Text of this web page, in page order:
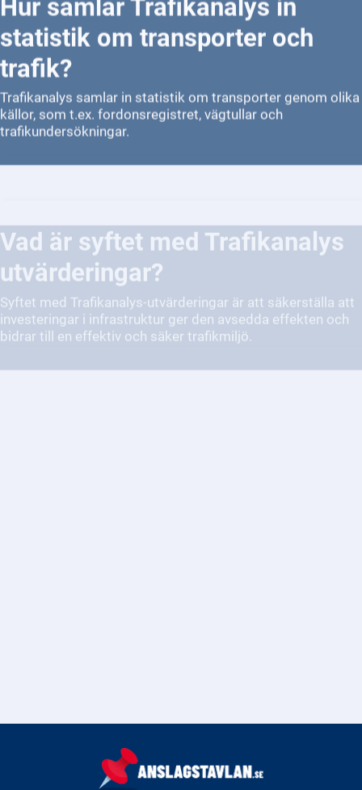
statistik om transporter och
trafik?
Trafikanalys samlar in statistik om transporter genom olika
källor, som t.ex. fordonsregistret, vägtullar och
trafikundersökningar.
utvärderingar?
Syftet med Trafikanalys-utvärderingar är att säkerställa att
investeringar i infrastruktur ger den avsedda effekten och
bidrar till en effektiv och säker trafikmiljö.
Hur arbetar Trafikanalys med